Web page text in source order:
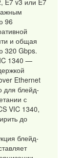
E7 v3 или E7
96
и общая
320 Gbps.
1340 —
Ethernet
для блейд-
с
VIC 1340,
до
блейд-